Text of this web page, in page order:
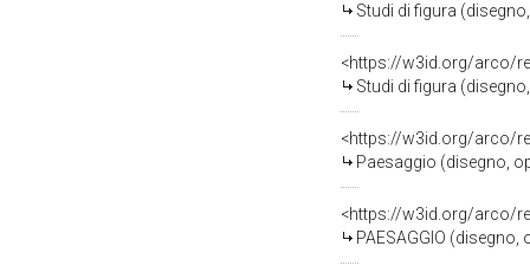
Studi di figura
<https://w3id.org/arco/
Studi di figura
<https://w3id.org/arco/
Paesaggio (disegno,
<https://w3id.org/arco/
PAESAGGIO